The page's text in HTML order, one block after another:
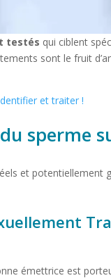
testés qui ciblent
sont le fruit
et traiter !
sperme
et
émettrice est